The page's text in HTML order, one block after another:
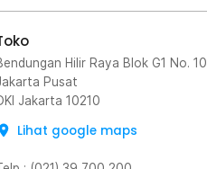
Hilir Raya Blok G1 No. 10
Pusat
Jakarta 10210
Lihat google maps